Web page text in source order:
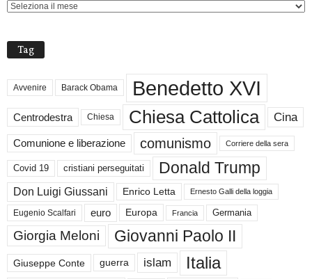
Tag
Avvenire Barack Obama Benedetto XVI
Centrodestra Chiesa Chiesa Cattolica Cina
Comunione e liberazione comunismo Corriere della sera
Covid 19 cristiani perseguitati Donald Trump
Don Luigi Giussani Enrico Letta Ernesto Galli della loggia
Eugenio Scalfari euro Europa Francia Germania
Giorgia Meloni Giovanni Paolo II
Giuseppe Conte guerra islam Italia